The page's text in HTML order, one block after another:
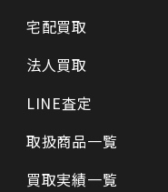
宅配買取
法人買取
LINE査定
取扱商品一覧
買取実績一覧